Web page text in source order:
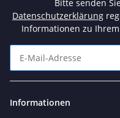
Bitte senden
Datenschutzerklärung
Informationen zu
Informationen